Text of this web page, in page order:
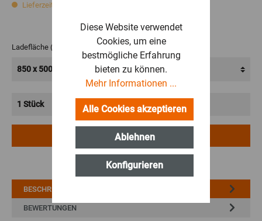
Lieferzeit ca. 11 Werktage
Ladefläche (LxB):
IN DEN WARENKORB
BESCHREIBUNG
BEWERTUNGEN
Diese Website verwendet
Cookies, um eine
bestmögliche Erfahrung
bieten zu können.
Mehr Informationen ...
Ablehnen
Konfigurieren
Alle Cookies akzeptieren